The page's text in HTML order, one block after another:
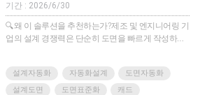
기간 : 2026/6/30
🔍왜 이 솔루션을 추천하는가?제조 및 엔지니어링 기
업의 설계 경쟁력은 단순히 도면을 빠르게 작성하는
관되게 유지되는지, 검토 누락과 재작업을 얼마나 줄
이는지가 납기와 품질을 좌우합니다.하지만 여전히
설계자동화 자동화설계
도면자동화
설계도면
도면표준화
캐드